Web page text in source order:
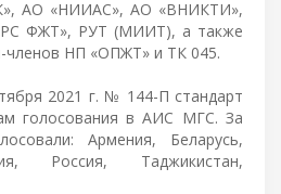
АО «НИИАС», АО «ВНИКТИ»,
ФЖТ», РУТ (МИИТ), а также
членов НП «ОПЖТ» и ТК 045.
2021 г. № 144-П стандарт
голосования в АИС МГС. За
Армения, Беларусь,
Россия, Таджикистан,